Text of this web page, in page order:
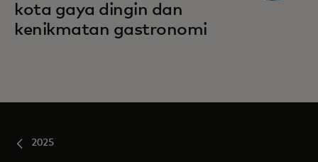
kota gaya dingin dan
kenikmatan gastronomi
2025